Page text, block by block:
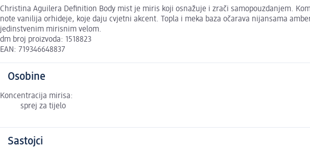
Christina Aguilera Definition Body mist je miris koji osnažuje i zrači samopouzdanjem.
note vanilija orhideje, koje daju cvjetni akcent. Topla i meka baza očarava nijansama
jedinstvenim mirisnim velom.
dm broj proizvoda: 1518823
EAN: 719346648837
Osobine
Koncentracija mirisa:
sprej za tijelo
Sastojci